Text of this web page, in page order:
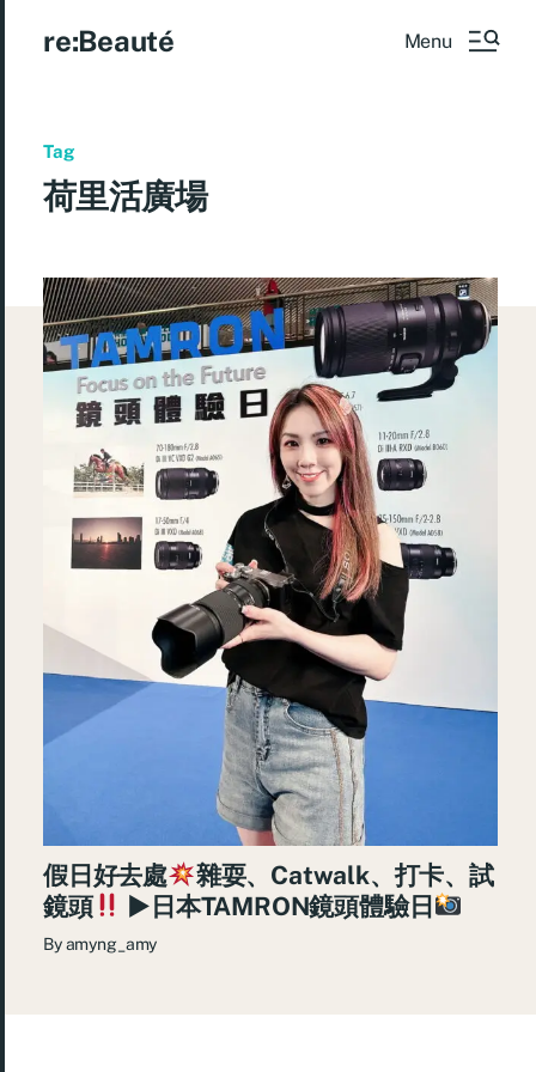
re:Beauté Menu
Tag
荷里活廣場
假日好去處
雜耍、Catwalk、打卡、試
鏡頭
►日本TAMRON鏡頭體驗日
Byamyng_amy